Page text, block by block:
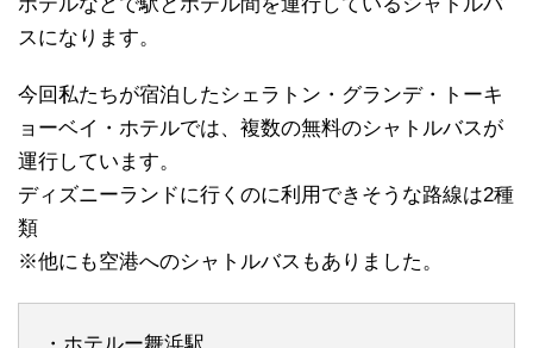
ホテルなどで駅とホテル間を運行しているシャトルバ
スになります。
今回私たちが宿泊したシェラトン・グランデ・トーキ
ョーベイ・ホテルでは、複数の無料のシャトルバスが
運行しています。
ディズニーランドに行くのに利用できそうな路線は2種
類
※他にも空港へのシャトルバスもありました。